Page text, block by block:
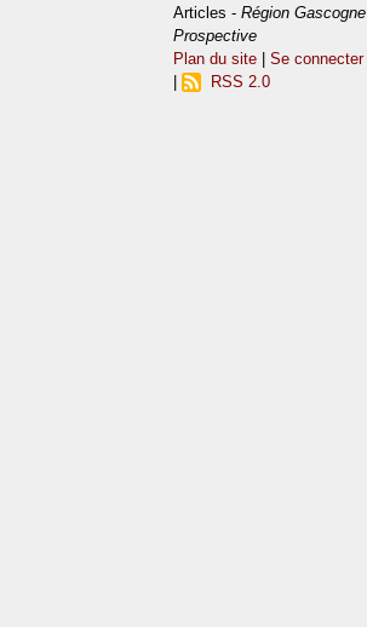
Articles -Région Gascogne
Prospective
Plan du site |Se connecter
RSS 2.0